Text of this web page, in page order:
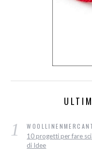
1
10 progetti per fare
di Idee